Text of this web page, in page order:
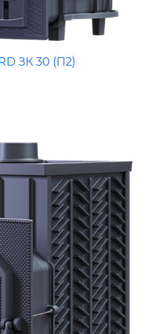
ЗК 30 (П2)